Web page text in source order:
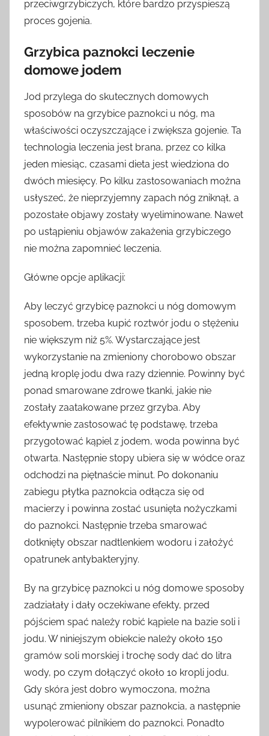
przeciwgrzybiczych, które bardzo przyspieszą
proces gojenia.
Grzybica paznokci leczenie
domowe jodem
Jod przylega do skutecznych domowych
sposobów na grzybice paznokci u nóg, ma
właściwości oczyszczające i zwiększa gojenie. Ta
technologia leczenia jest brana, przez co kilka
jeden miesiąc, czasami dieta jest wiedziona do
dwóch miesięcy. Po kilku zastosowaniach można
usłyszeć, że nieprzyjemny zapach nóg zniknął, a
pozostałe objawy zostały wyeliminowane. Nawet
po ustąpieniu objawów zakażenia grzybiczego
nie można zapomnieć leczenia.
Główne opcje aplikacji:
Aby leczyć grzybicę paznokci u nóg domowym
sposobem, trzeba kupić roztwór jodu o stężeniu
nie większym niż 5%. Wystarczające jest
wykorzystanie na zmieniony chorobowo obszar
jedną kroplę jodu dwa razy dziennie. Powinny być
ponad smarowane zdrowe tkanki, jakie nie
zostały zaatakowane przez grzyba. Aby
efektywnie zastosować tę podstawę, trzeba
przygotować kąpiel z jodem, woda powinna być
otwarta. Następnie stopy ubiera się w wódce oraz
odchodzi na piętnaście minut. Po dokonaniu
zabiegu płytka paznokcia odłącza się od
macierzy i powinna zostać usunięta nożyczkami
do paznokci. Następnie trzeba smarować
dotknięty obszar nadtlenkiem wodoru i założyć
opatrunek antybakteryjny.
By na grzybicę paznokci u nóg domowe sposoby
zadziałały i dały oczekiwane efekty, przed
pójściem spać należy robić kąpiele na bazie soli i
jodu. W niniejszym obiekcie należy około 150
gramów soli morskiej i trochę sody dać do litra
wody, po czym dołączyć około 10 kropli jodu.
Gdy skóra jest dobro wymoczona, można
usunąć zmieniony obszar paznokcia, a następnie
wypolerować pilnikiem do paznokci. Ponadto